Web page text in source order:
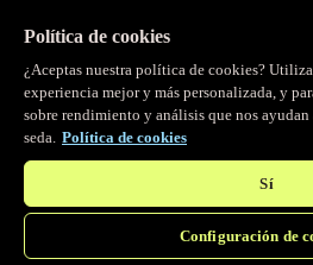
Servidor MCP
Control por IA para tus servicios
Política de cookies
¿Aceptas nuestra política de cookies?
experiencia mejor y más personalizada, y
sobre rendimiento y análisis que nos
seda. Política de cookies
Sí
Configuración de